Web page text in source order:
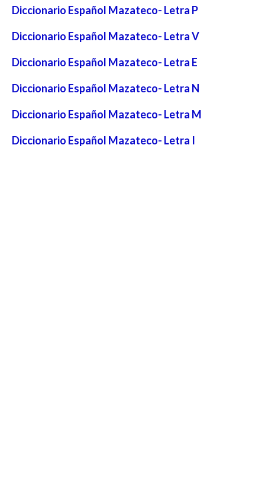
Diccionario Español Mazateco- Letra P
Diccionario Español Mazateco- Letra V
Diccionario Español Mazateco- Letra E
Diccionario Español Mazateco- Letra N
Diccionario Español Mazateco- Letra M
Diccionario Español Mazateco- Letra I